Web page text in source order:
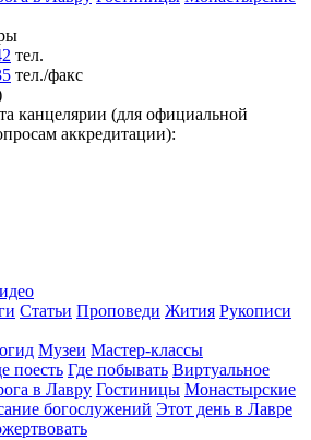
тел.
тел./факс
канцелярии (для официальной
аккредитации):
Статьи Проповеди Жития Рукописи
Музеи Мастер-классы
поесть Где побывать Виртуальное
в Лавру Гостиницы Монастырские
богослужений Этот день в Лавре